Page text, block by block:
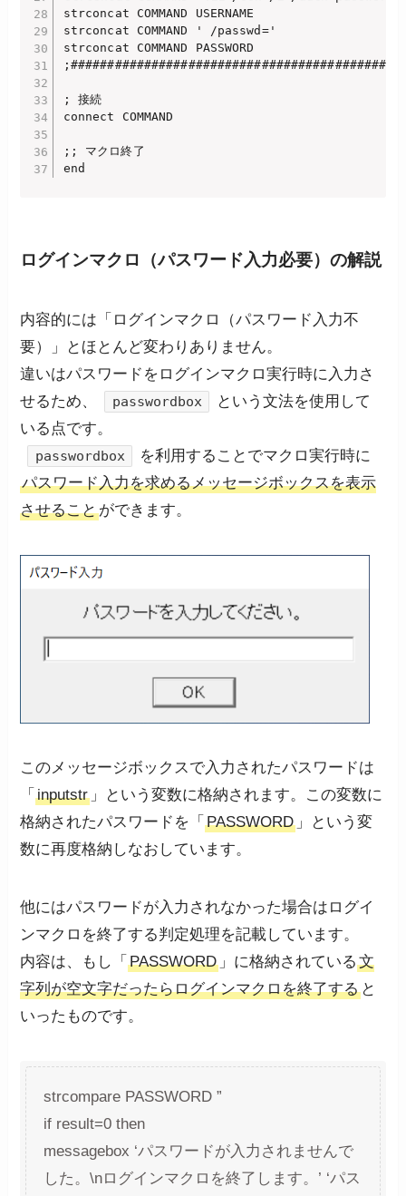
strconcat COMMAND USERNAME
strconcat COMMAND ' /passwd='
strconcat COMMAND PASSWORD
; 接続
connect COMMAND
;; マクロ終了
end
ログインマクロ（パスワード入力必要）の解説
内容的には「ログインマクロ（パスワード入力不
要）」とほとんど変わりありません。
違いはパスワードをログインマクロ実行時に入力さ
せるため、
passwordbox
という文法を使用して
いる点です。
passwordbox
を利用することでマクロ実行時に
パスワード入力を求めるメッセージボックスを表示
させることができます。
このメッセージボックスで入力されたパスワードは
「inputstr 」という変数に格納されます。この変数に
格納されたパスワードを「PASSWORD 」という変
数に再度格納しなおしています。
他にはパスワードが入力されなかった場合はログイ
ンマクロを終了する判定処理を記載しています。
内容は、もし「PASSWORD 」に格納されている文
字列が空文字だったらログインマクロを終了する と
いったものです。
strcompare PASSWORD ”
if result=0 then
messagebox ‘パスワードが入力されませんで
した。\nログインマクロを終了します。’ ‘パス